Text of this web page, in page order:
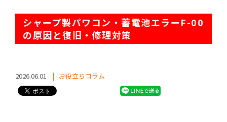
シャープ製パワコン・蓄電池エラーF-00
の原因と復旧・修理対策
2026.06.01 お役立ちコラム